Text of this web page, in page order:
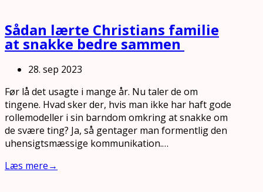
Sådan lærte Christians familie
at snakke bedre sammen
28. sep 2023
Før lå det usagte i mange år. Nu taler de om
tingene. Hvad sker der, hvis man ikke har haft gode
rollemodeller i sin barndom omkring at snakke om
de svære ting? Ja, så gentager man formentlig den
uhensigtsmæssige kommunikation.…
Læs mere→